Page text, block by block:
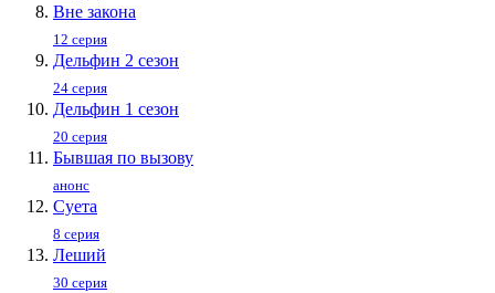
Вне закона
12 серия
Дельфин 2 сезон
24 серия
Дельфин 1 сезон
20 серия
Бывшая по вызову
анонс
Суета
8 серия
Леший
30 серия